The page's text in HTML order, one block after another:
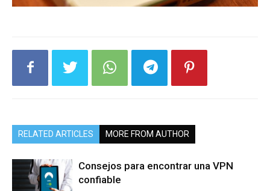
RELATED ARTICLES MORE FROM AUTHOR
Consejos para encontrar una VPN
confiable